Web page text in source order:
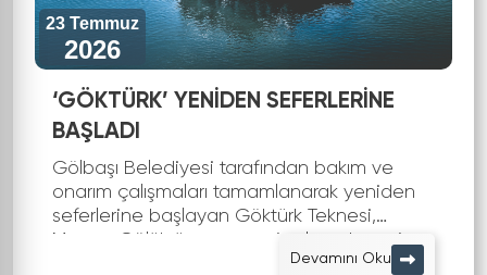
23 Temmuz
2026
‘GÖKTÜRK’ YENİDEN SEFERLERİNE
BAŞLADI
Gölbaşı Belediyesi tarafından bakım ve
onarım çalışmaları tamamlanarak yeniden
seferlerine başlayan Göktürk Teknesi,
Mogan Gölü'nün masmavi sularında eşsiz
bir yolculuk yapmak isteyen vatandaşlara
Devamını Oku